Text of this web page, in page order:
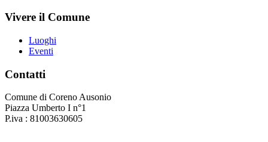
Vivere il Comune
Luoghi
Eventi
Contatti
Comune di Coreno Ausonio
Piazza Umberto I n°1
P.iva : 81003630605